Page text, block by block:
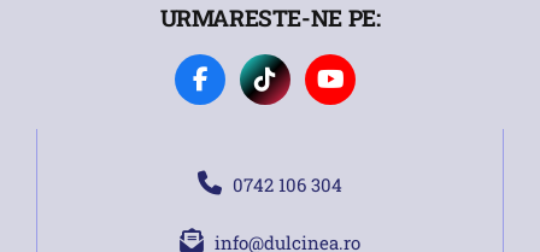
URMARESTE-NE PE:
0742 106 304
info@dulcinea.ro